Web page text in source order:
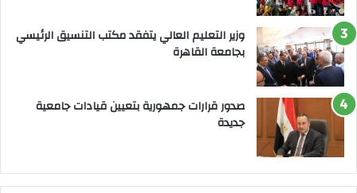
وزير التعليم العالي يتفقد مكتب التنسيق الرئيسي
بجامعة القاهرة
صدور قرارات جمهورية بتعيين قيادات جامعية
جديدة